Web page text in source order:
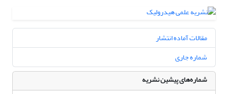
مقالات آماده انتشار
شماره جاری
شماره‌های پیشین نشریه